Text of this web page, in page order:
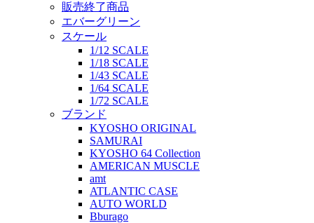
販売終了商品
エバーグリーン
スケール
1/12 SCALE
1/18 SCALE
1/43 SCALE
1/64 SCALE
1/72 SCALE
ブランド
KYOSHO ORIGINAL
SAMURAI
KYOSHO 64 Collection
AMERICAN MUSCLE
amt
ATLANTIC CASE
AUTO WORLD
Bburago